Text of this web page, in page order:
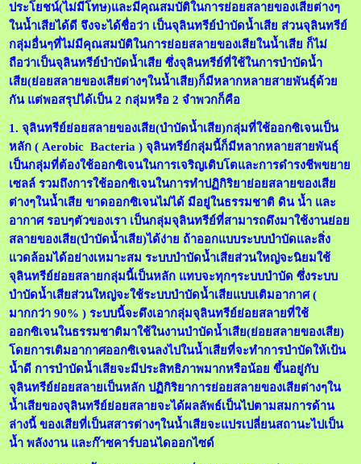
ประโยชน์(ไม่มีโทษ)และมีคุณสมบัติในการย่อยสลายของเสียต่างๆ
ในน้ำเสียได้ดี จึงจะได้ชื่อว่า เป็นจุลินทรีย์บำบัดน้ำเสีย ส่วนจุลินทรีย์
กลุ่มอื่นๆที่ไม่มีคุณสมบัติในการย่อยสลายของเสียในน้ำเสีย ก็ไม่
ถือว่าเป็นจุลินทรีย์บำบัดน้ำเสีย ซึ่งจุลินทรีย์ที่ใช้ในการบำบัดน้ำ
เสีย(ย่อยสลายของเสียต่างๆในน้ำเสีย)ก็มีหลากหลายสายพันธุ์ด้วย
กัน แต่พอสรุปได้เป็น 2 กลุ่มหรือ 2 จำพวกก็คือ
1. จุลินทรีย์ย่อยสลายของเสีย(บำบัดน้ำเสีย)กลุ่มที่ใช้ออกซิเจนเป็น
หลัก ( Aerobic Bacteria ) จุลินทรีย์กลุ่มนี้ก็มีหลากหลายสายพันธุ์
เป็นกลุ่มที่ต้องใช้ออกซิเจนในการเจริญเติบโตและการดำรงชีพขยาย
เซลล์ รวมถึงการใช้ออกซิเจนในการทำปฏิกิริยาย่อยสลายของเสีย
ต่างๆในน้ำเสีย ขาดออกซิเจนไม่ได้ มีอยู่ในธรรมชาติ ดิน น้ำ และ
อากาศ รอบๆตัวของเรา เป็นกลุ่มจุลินทรีย์ที่สามารถดึงมาใช้งานย่อย
สลายของเสีย(บำบัดน้ำเสีย)ได้ง่าย ถ้าออกแบบระบบบำบัดและสิ่ง
แวดล้อมได้อย่างเหมาะสม ระบบบำบัดน้ำเสียส่วนใหญ่จะนิยมใช้
จุลินทรีย์ย่อยสลายกลุ่มนี้เป็นหลัก แทบจะทุกๆระบบบำบัด ซึ่งระบบ
บำบัดน้ำเสียส่วนใหญ่จะใช้ระบบบำบัดน้ำเสียแบบเติมอากาศ(
มากกว่า 90% ) ระบบนี้จะดึงเอากลุ่มจุลินทรีย์ย่อยสลายที่ใช้
ออกซิเจนในธรรมชาติมาใช้ในงานบำบัดน้ำเสีย(ย่อยสลายของเสีย)
โดยการเติมอากาศออกซิเจนลงไปในน้ำเสียที่จะทำการบำบัดให้เป้น
น้ำดี การบำบัดน้ำเสียจะมีประสิทธิภาพมากหรือน้อย ขึ้นอยู่กับ
จุลินทรีย์ย่อยสลายเป็นหลัก ปฏิกิริยาการย่อยสลายของเสียต่างๆใน
น้ำเสียของจุลินทรีย์ย่อยสลายจะได้ผลลัพธ์เป็นไปตามสมการด้าน
ล่างนี้ ของเสียที่เป็นสสารต่างๆในน้ำเสียจะแปรเปลี่ยนสถานะไปเป็น
น้ำ พลังงาน และก๊าซคาร์บอนไดออกไซด์